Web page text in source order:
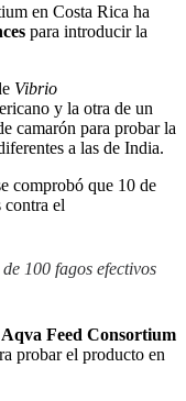
en Costa Rica ha
para introducir la
Vibrio
y la otra de un
camarón para probar la
a las de India.
comprobó que 10 de
contra el
100 fagos efectivos
Aqva Feed Consortium
probar el producto en